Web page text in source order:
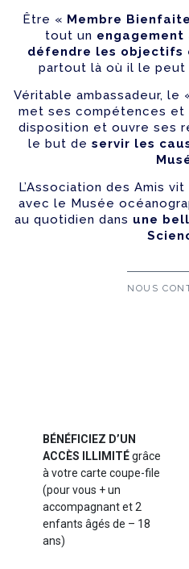
Être « Membre
tout un
défendre les objectifs
partout là où il le
Véritable ambassadeur, le
met ses compétences
disposition et ouvre ses
le but de servir les
L’Association des Amis
avec le Musée
au quotidien dans une
NOUS
BÉNÉFICIEZ D’UN
ACCÈS ILLIMITÉgrâce
à votre carte coupe-file
(pour vous + un
accompagnant et 2
enfants âgés de – 18
ans)